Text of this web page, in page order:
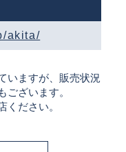
akita/
いますが、販売状況
ございます。
ください。